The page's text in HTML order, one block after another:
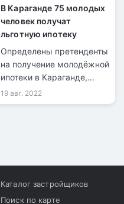
В Караганде 75 молодых
человек получат
льготную ипотеку
Определены претенденты
на получение молодёжной
ипотеки в Караганде,
передает
информационная служба
работающей молодёжи
стал акимат области
совместно с Отбасы
19 авг. 2022
Каталог застройщиков
Поиск по карте